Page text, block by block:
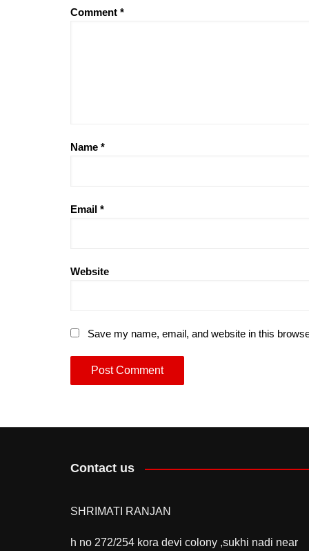
Comment *
Name *
Email *
Website
Save my name, email, and website in this
Contact us
SHRIMATI RANJAN
h no 272/254 kora devi colony ,sukhi nadi near